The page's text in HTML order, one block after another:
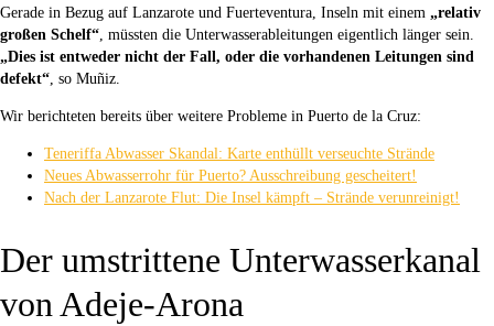
Gerade in Bezug auf Lanzarote und Fuerteventura, Inseln mit einem „relativ
großen Schelf“ , müssten die Unterwasserableitungen eigentlich länger sein.
„Dies ist entweder nicht der Fall, oder die vorhandenen Leitungen sind
defekt“ , so Muñiz.
Wir berichteten bereits über weitere Probleme in Puerto de la Cruz:
Teneriffa Abwasser Skandal: Karte enthüllt verseuchte Strände
Neues Abwasserrohr für Puerto? Ausschreibung gescheitert!
Nach der Lanzarote Flut: Die Insel kämpft – Strände verunreinigt!
Der umstrittene Unterwasserkanal
von Adeje-Arona